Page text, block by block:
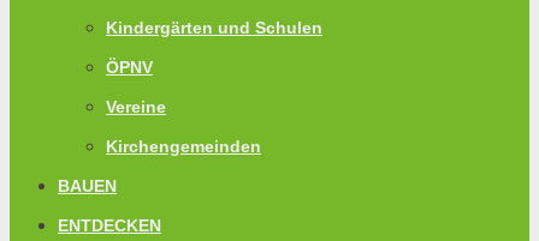
Kindergärten und Schulen
ÖPNV
Vereine
Kirchengemeinden
BAUEN
ENTDECKEN